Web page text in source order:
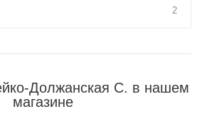
2
Должанская С. в нашем
магазине